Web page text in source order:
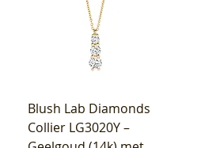
Blush Lab Diamonds
Collier LG3020Y –